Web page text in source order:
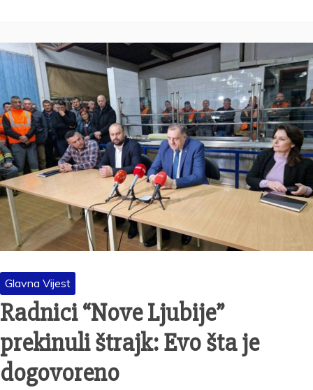
Glavna Vijest
Radnici “Nove Ljubije”
prekinuli štrajk: Evo šta je
dogovoreno